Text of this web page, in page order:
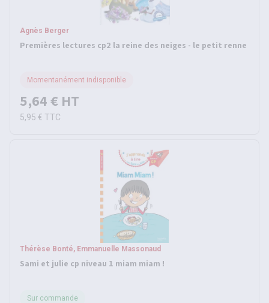
Agnès Berger
Premières lectures cp2 la reine des neiges - le petit renne
Momentanément indisponible
5,64 € HT
5,95 € TTC
Thérèse Bonté, Emmanuelle Massonaud
Sami et julie cp niveau 1 miam miam !
Sur commande